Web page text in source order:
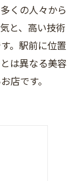
くの人々から
と、高い技術
。駅前に位置
は異なる美容
店です。